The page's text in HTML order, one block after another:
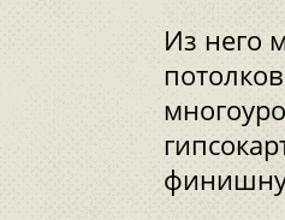
Из него